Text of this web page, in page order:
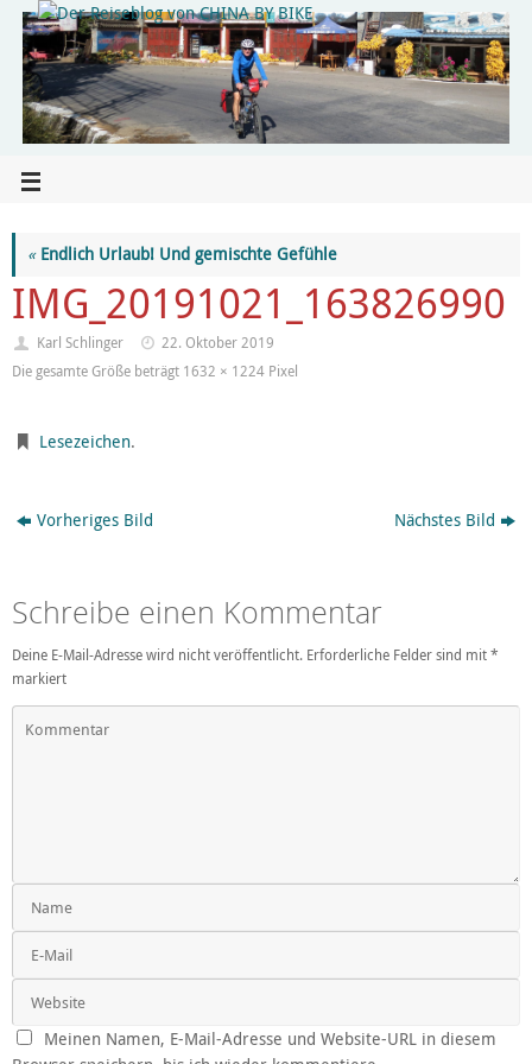
«Endlich Urlaub! Und gemischte Gefühle
IMG_20191021_163826990
Karl Schlinger
22. Oktober 2019
Die gesamte Größe beträgt 1632 × 1224 Pixel
Lesezeichen.
Vorheriges Bild Nächstes Bild
Schreibe einen Kommentar
Deine E-Mail-Adresse wird nicht veröffentlicht. Erforderliche Felder sind mit*
markiert
Meinen Namen, E-Mail-Adresse und Website-URL in diesem